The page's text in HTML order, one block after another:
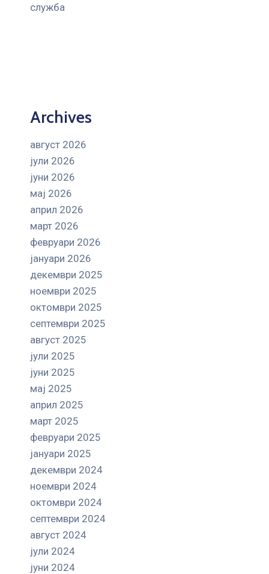
служба
Archives
август 2026
јули 2026
јуни 2026
мај 2026
април 2026
март 2026
февруари 2026
јануари 2026
декември 2025
ноември 2025
октомври 2025
септември 2025
август 2025
јули 2025
јуни 2025
мај 2025
април 2025
март 2025
февруари 2025
јануари 2025
декември 2024
ноември 2024
октомври 2024
септември 2024
август 2024
јули 2024
јуни 2024